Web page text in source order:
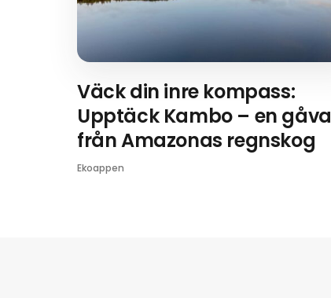
Väck din inre kompass:
Upptäck Kambo – en gåva
från Amazonas regnskog
Ekoappen